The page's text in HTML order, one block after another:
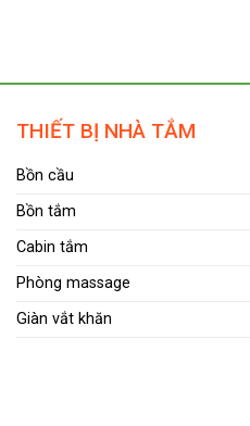
THIẾT BỊ NHÀ TẮM
Bồn cầu
Bồn tắm
Cabin tắm
Phòng massage
Giàn vắt khăn